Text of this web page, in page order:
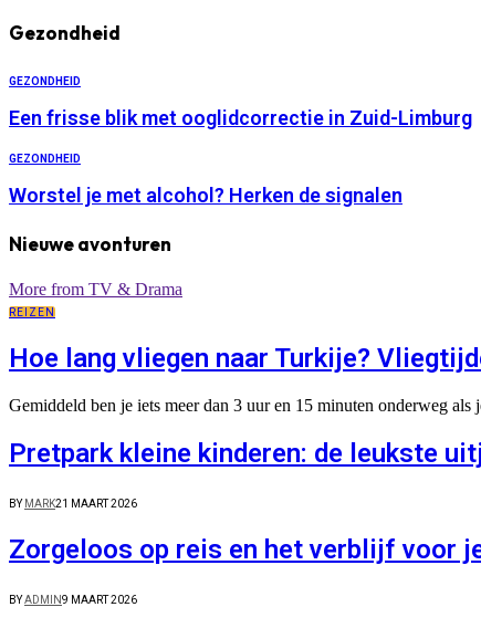
Gezondheid
GEZONDHEID
Een frisse blik met ooglidcorrectie in Zuid-Limburg
GEZONDHEID
Worstel je met alcohol? Herken de signalen
Nieuwe avonturen
More from TV & Drama
REIZEN
Hoe lang vliegen naar Turkije?
Gemiddeld ben je iets meer dan 3 uur en 15 minuten onderweg
Pretpark kleine kinderen: de leukste
BY MARK21 MAART 2026
Zorgeloos op reis en het verblijf voor
BYADMIN9 MAART 2026